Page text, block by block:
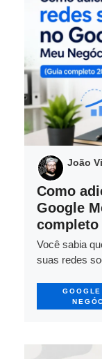
João
Como
Google
completo
Você sabia
suas redes